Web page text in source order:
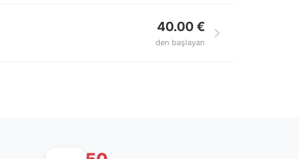
40.00 €
den başlayan